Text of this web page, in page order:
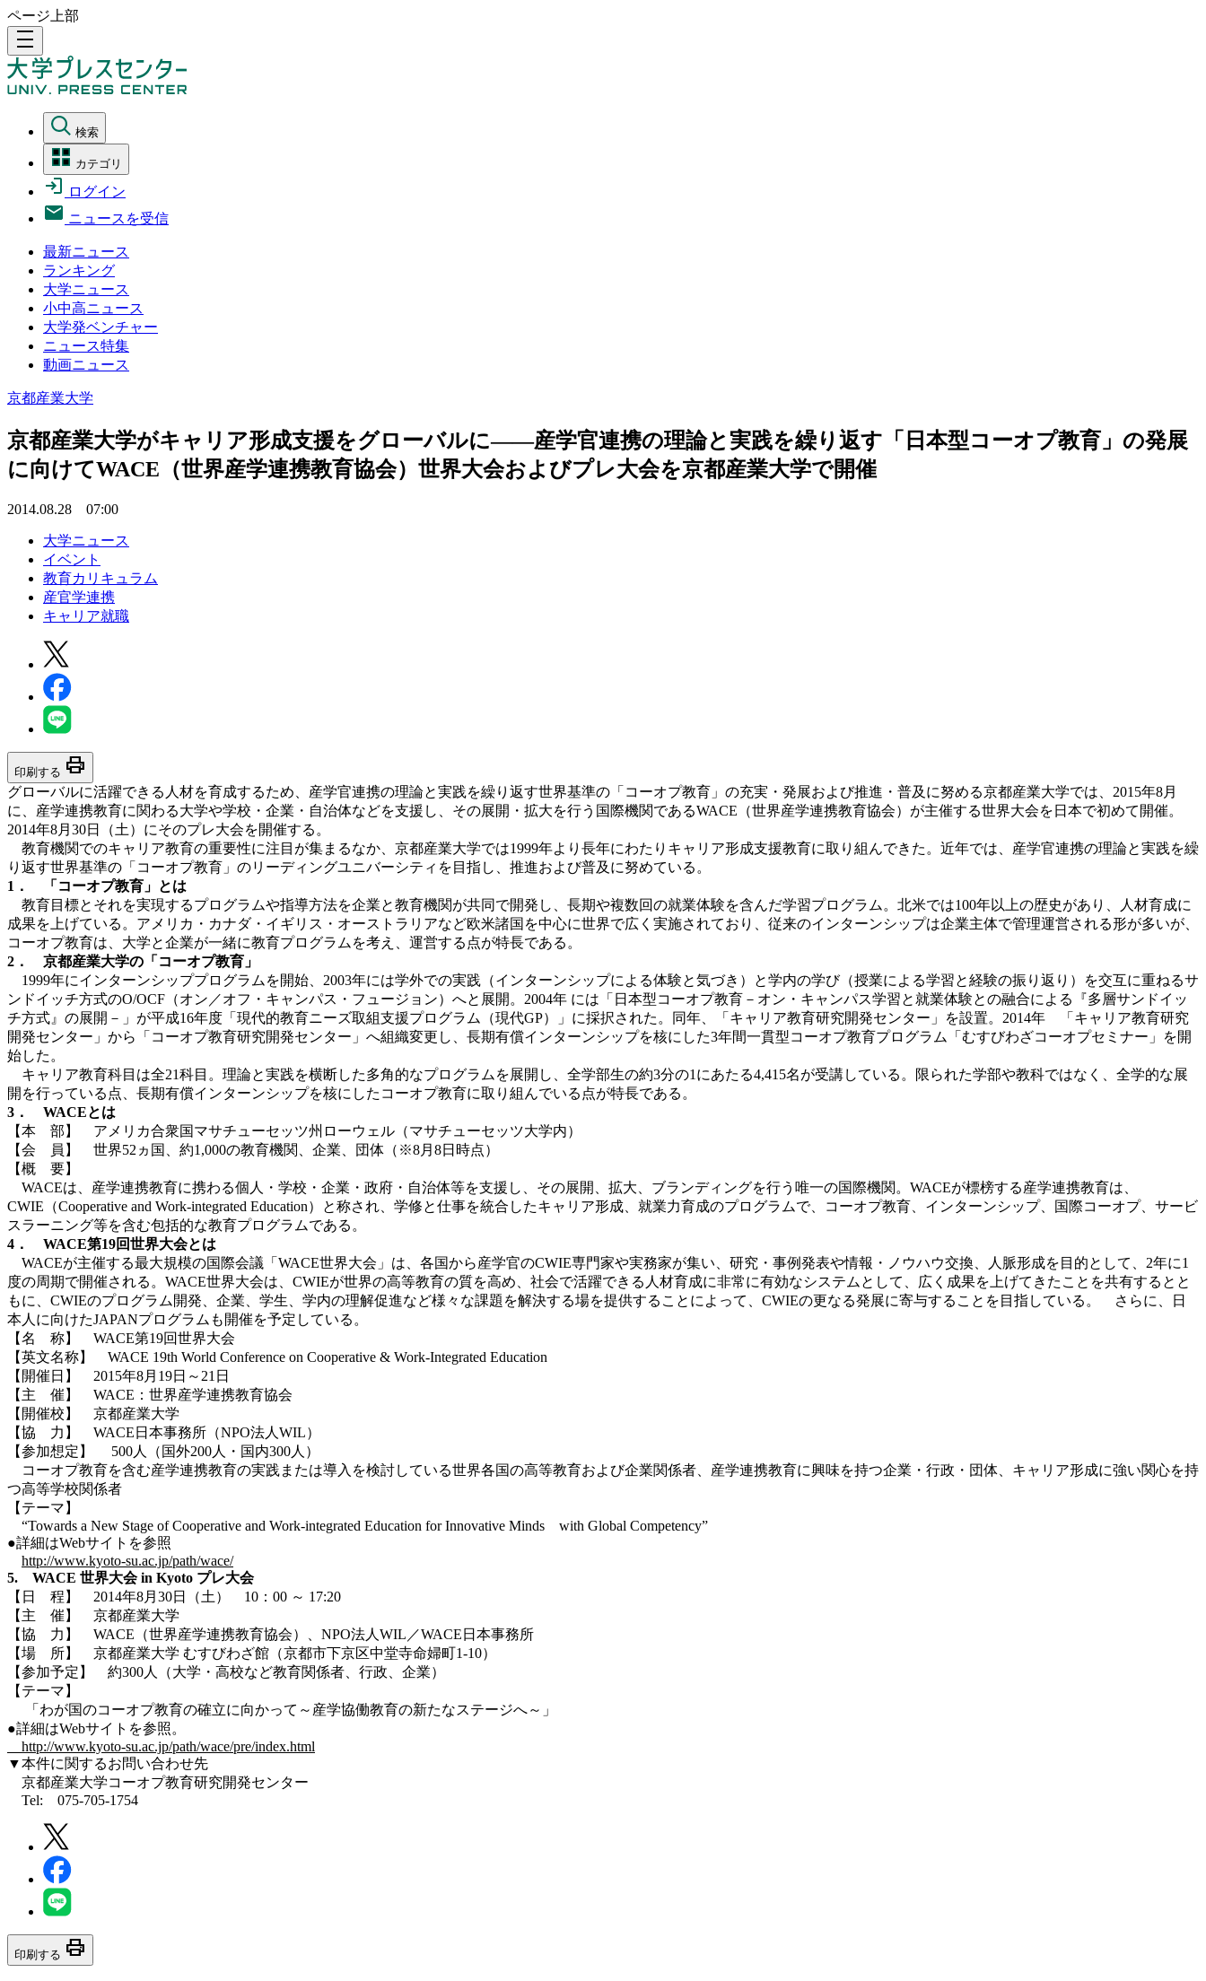
ページ上部
density_medium
検索
カテゴリ
ログイン
ニュースを受信
最新ニュース
ランキング
大学ニュース
小中高ニュース
大学発ベンチャー
ニュース特集
動画ニュース
京都産業大学
京都産業大学がキャリア形成支援をグローバルに――産学官連携の理論と実践を繰り返す「日本型コーオプ教育」の発展
に向けてWACE（世界産学連携教育協会）世界大会およびプレ大会を京都産業大学で開催
2014.08.28 07:00
大学ニュース
イベント
教育カリキュラム
産官学連携
キャリア就職
印刷する print
グローバルに活躍できる人材を育成するため、産学官連携の理論と実践を繰り返す世界基準の「コーオプ教育」の充実・発展および推進・普及に努める京都産業大学では、2015年8月
に、産学連携教育に関わる大学や学校・企業・自治体などを支援し、その展開・拡大を行う国際機関であるWACE（世界産学連携教育協会）が主催する世界大会を日本で初めて開催。
2014年8月30日（土）にそのプレ大会を開催する。
教育機関でのキャリア教育の重要性に注目が集まるなか、京都産業大学では1999年より長年にわたりキャリア形成支援教育に取り組んできた。近年では、産学官連携の理論と実践を繰
り返す世界基準の「コーオプ教育」のリーディングユニバーシティを目指し、推進および普及に努めている。
1． 「コーオプ教育」とは
教育目標とそれを実現するプログラムや指導方法を企業と教育機関が共同で開発し、長期や複数回の就業体験を含んだ学習プログラム。北米では100年以上の歴史があり、人材育成に
成果を上げている。アメリカ・カナダ・イギリス・オーストラリアなど欧米諸国を中心に世界で広く実施されており、従来のインターンシップは企業主体で管理運営される形が多いが、
コーオプ教育は、大学と企業が一緒に教育プログラムを考え、運営する点が特長である。
2． 京都産業大学の「コーオプ教育」
1999年にインターンシッププログラムを開始、2003年には学外での実践（インターンシップによる体験と気づき）と学内の学び（授業による学習と経験の振り返り）を交互に重ねるサ
ンドイッチ方式のO/OCF（オン／オフ・キャンパス・フュージョン）へと展開。2004年 には「日本型コーオプ教育－オン・キャンパス学習と就業体験との融合による『多層サンドイッ
チ方式』の展開－」が平成16年度「現代的教育ニーズ取組支援プログラム（現代GP）」に採択された。同年、「キャリア教育研究開発センター」を設置。2014年 「キャリア教育研究
開発センター」から「コーオプ教育研究開発センター」へ組織変更し、長期有償インターンシップを核にした3年間一貫型コーオプ教育プログラム「むすびわざコーオプセミナー」を開
始した。
キャリア教育科目は全21科目。理論と実践を横断した多角的なプログラムを展開し、全学部生の約3分の1にあたる4,415名が受講している。限られた学部や教科ではなく、全学的な展
開を行っている点、長期有償インターンシップを核にしたコーオプ教育に取り組んでいる点が特長である。
3． WACEとは
【本 部】 アメリカ合衆国マサチューセッツ州ローウェル（マサチューセッツ大学内）
【会 員】 世界52ヵ国、約1,000の教育機関、企業、団体（※8月8日時点）
【概 要】
WACEは、産学連携教育に携わる個人・学校・企業・政府・自治体等を支援し、その展開、拡大、ブランディングを行う唯一の国際機関。WACEが標榜する産学連携教育は、
CWIE（Cooperative and Work-integrated Education）と称され、学修と仕事を統合したキャリア形成、就業力育成のプログラムで、コーオプ教育、インターンシップ、国際コーオプ、サービ
スラーニング等を含む包括的な教育プログラムである。
4． WACE第19回世界大会とは
WACEが主催する最大規模の国際会議「WACE世界大会」は、各国から産学官のCWIE専門家や実務家が集い、研究・事例発表や情報・ノウハウ交換、人脈形成を目的として、2年に1
度の周期で開催される。WACE世界大会は、CWIEが世界の高等教育の質を高め、社会で活躍できる人材育成に非常に有効なシステムとして、広く成果を上げてきたことを共有するとと
もに、CWIEのプログラム開発、企業、学生、学内の理解促進など様々な課題を解決する場を提供することによって、CWIEの更なる発展に寄与することを目指している。 さらに、日
本人に向けたJAPANプログラムも開催を予定している。
【名 称】 WACE第19回世界大会
【英文名称】 WACE 19th World Conference on Cooperative & Work-Integrated Education
【開催日】 2015年8月19日～21日
【主 催】 WACE：世界産学連携教育協会
【開催校】 京都産業大学
【協 力】 WACE日本事務所（NPO法人WIL）
【参加想定】 500人（国外200人・国内300人）
コーオプ教育を含む産学連携教育の実践または導入を検討している世界各国の高等教育および企業関係者、産学連携教育に興味を持つ企業・行政・団体、キャリア形成に強い関心を持
つ高等学校関係者
【テーマ】
“Towards a New Stage of Cooperative and Work-integrated Education for Innovative Minds with Global Competency”
●詳細はWebサイトを参照
http://www.kyoto-su.ac.jp/path/wace/
5. WACE 世界大会 in Kyoto プレ大会
【日 程】 2014年8月30日（土） 10：00 ～ 17:20
【主 催】 京都産業大学
【協 力】 WACE（世界産学連携教育協会）、NPO法人WIL／WACE日本事務所
【場 所】 京都産業大学 むすびわざ館（京都市下京区中堂寺命婦町1-10）
【参加予定】 約300人（大学・高校など教育関係者、行政、企業）
【テーマ】
「わが国のコーオプ教育の確立に向かって～産学協働教育の新たなステージへ～」
●詳細はWebサイトを参照。
http://www.kyoto-su.ac.jp/path/wace/pre/index.html
▼本件に関するお問い合わせ先
京都産業大学コーオプ教育研究開発センター
Tel: 075-705-1754
印刷する print